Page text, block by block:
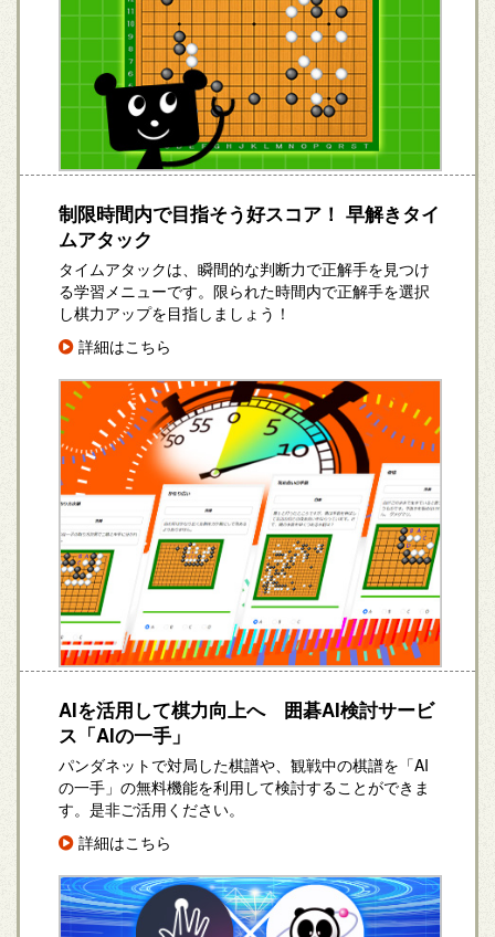
制限時間内で目指そう好スコア！ 早解きタイ
ムアタック
タイムアタックは、瞬間的な判断力で正解手を見つけ
る学習メニューです。限られた時間内で正解手を選択
し棋力アップを目指しましょう！
詳細はこちら
AIを活用して棋力向上へ 囲碁AI検討サービ
ス「AIの一手」
パンダネットで対局した棋譜や、観戦中の棋譜を「AI
の一手」の無料機能を利用して検討することができま
す。是非ご活用ください。
詳細はこちら